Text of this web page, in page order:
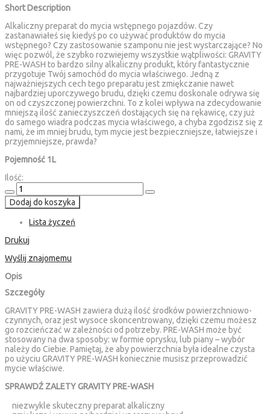
Short Description
Alkaliczny preparat do mycia wstępnego pojazdów. Czy
zastanawiałeś się kiedyś po co używać produktów do mycia
wstępnego? Czy zastosowanie szamponu nie jest wystarczające? No
więc pozwól, że szybko rozwiejemy wszystkie wątpliwości: GRAVITY
PRE-WASH to bardzo silny alkaliczny produkt, który fantastycznie
przygotuje Twój samochód do mycia właściwego. Jedną z
najważniejszych cech tego preparatu jest zmiękczanie nawet
najbardziej uporczywego brudu, dzięki czemu doskonale odrywa się
on od czyszczonej powierzchni. To z kolei wpływa na zdecydowanie
mniejszą ilość zanieczyszczeń dostających się na rękawicę, czy już
do samego wiadra podczas mycia właściwego, a chyba zgodzisz się z
nami, że im mniej brudu, tym mycie jest bezpieczniejsze, łatwiejsze i
przyjemniejsze, prawda?
Pojemność 1L
Ilość:
Dodaj do koszyka
Lista życzeń
Drukuj
Wyślij znajomemu
Opis
Szczegóły
GRAVITY PRE-WASH zawiera dużą ilość środków powierzchniowo-
czynnych, oraz jest wysoce skoncentrowany, dzięki czemu możesz
go rozcieńczać w zależności od potrzeby. PRE-WASH może być
stosowany na dwa sposoby: w formie oprysku, lub piany – wybór
należy do Ciebie. Pamiętaj, że aby powierzchnia była idealne czysta
po użyciu GRAVITY PRE-WASH koniecznie musisz przeprowadzić
mycie właściwe.
SPRAWDŹ ZALETY GRAVITY PRE-WASH
niezwykle skuteczny preparat alkaliczny